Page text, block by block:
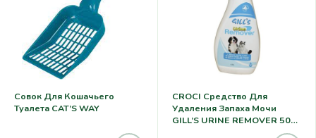
Совок Для Кошачьего
Туалета CAT’S WAY
CROCI Средство Для
Удаления Запаха Мочи
GILL’S URINE REMOVER 500